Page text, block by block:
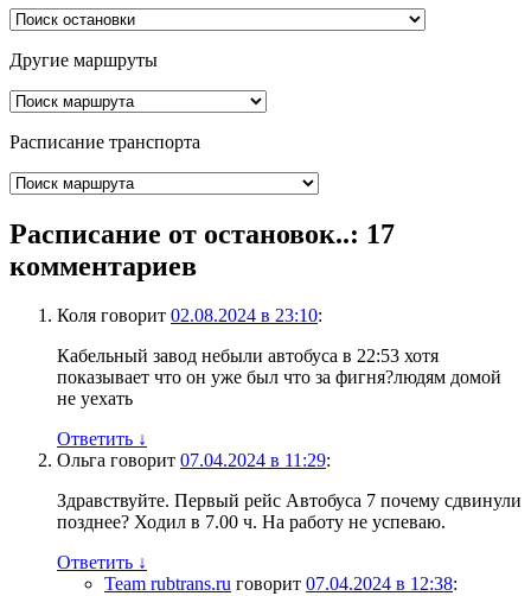
Другие маршруты
Расписание транспорта
Расписание от остановок..: 17
комментариев
Коля говорит 02.08.2024 в 23:10:
Кабельный завод небыли автобуса в 22:53 хотя
показывает что он уже был что за фигня?людям домой
не уехать
Ответить ↓
Ольга говорит 07.04.2024 в 11:29:
Здравствуйте. Первый рейс Автобуса 7 почему сдвинули
позднее? Ходил в 7.00 ч. На работу не успеваю.
Ответить ↓
Team rubtrans.ru говорит 07.04.2024 в 12:38: